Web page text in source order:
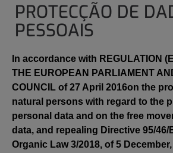
PROTECÇÃO DE
PESSOAIS
In accordance with REGULATION
THE EUROPEAN PARLIAMENT
COUNCIL of 27 April 2016on the
natural persons with regard to the
personal data and on the free
data, and repealing Directive 95/46/
Organic Law 3/2018, of 5